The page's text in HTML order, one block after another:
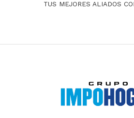
TUS MEJORES ALIADOS